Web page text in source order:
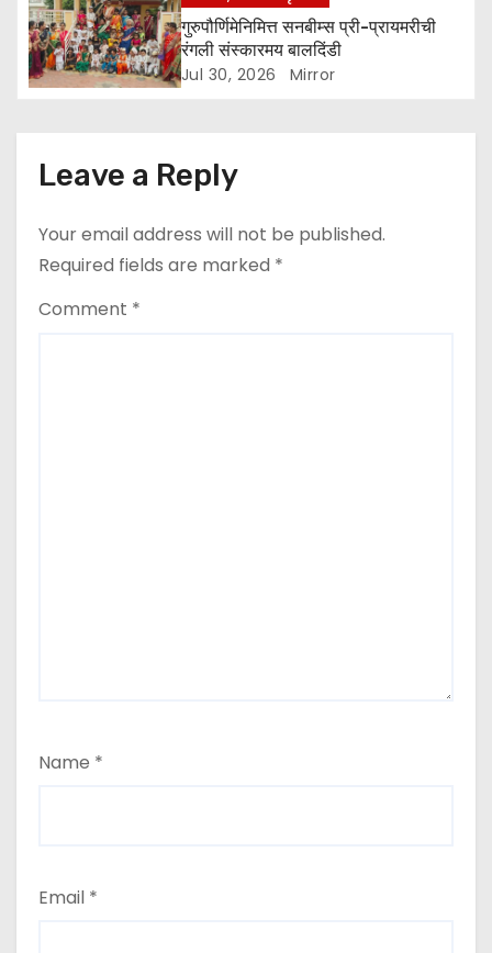
n
गुरुपौर्णिमेनिमित्त सनबीम्स प्री-प्रायमरीची
रंगली संस्कारमय बालदिंडी
Jul 30, 2026 Mirror
Leave a Reply
Your email address will not be published.
Required fields are marked *
Comment *
Name *
Email *